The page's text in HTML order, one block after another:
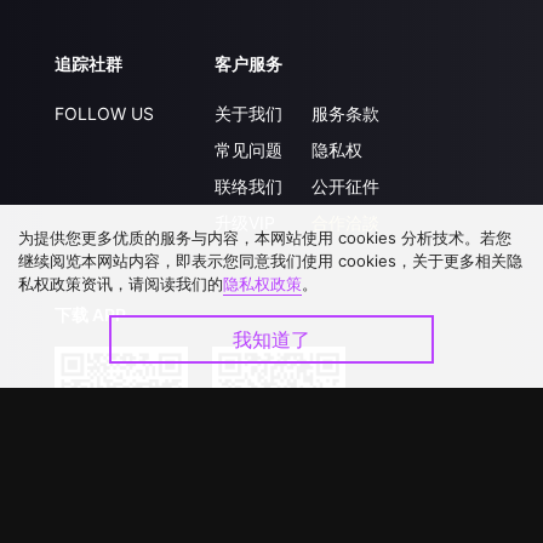
追踪社群
FOLLOW US
客户服务
关于我们
常见问题
联络我们
服务条款
隐私权
公开征件
下载 APP
为提供您更多优质的服务与内容，本网站使用 cookies 分析技术。若您
继续阅览本网站内容，即表示您同意我们使用 cookies，关于更多相关隐
私权政策资讯，请阅读我们的隐私权政策。
我知道了